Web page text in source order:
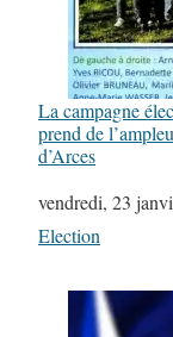
La campagne
prend de
d’Arces
Date
vendredi, 23
Par rapport à
Election